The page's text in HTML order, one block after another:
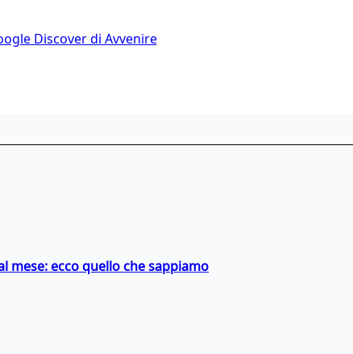
Discover di Avvenire
mese: ecco quello che sappiamo